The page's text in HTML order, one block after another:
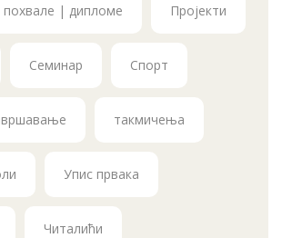
| дипломе Пројекти
Семинар Спорт
такмичења
Упис првака
Читалићи